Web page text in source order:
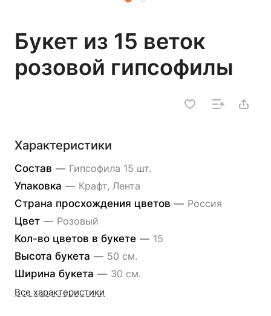
Букет из 15 веток
розовой гипсофилы
Характеристики
Состав — Гипсофила 15 шт.
Упаковка — Крафт, Лента
Страна просхождения цветов — Россия
Цвет — Розовый
Кол-во цветов в букете — 15
Высота букета — 50 см.
Ширина букета — 30 см.
Все характеристики